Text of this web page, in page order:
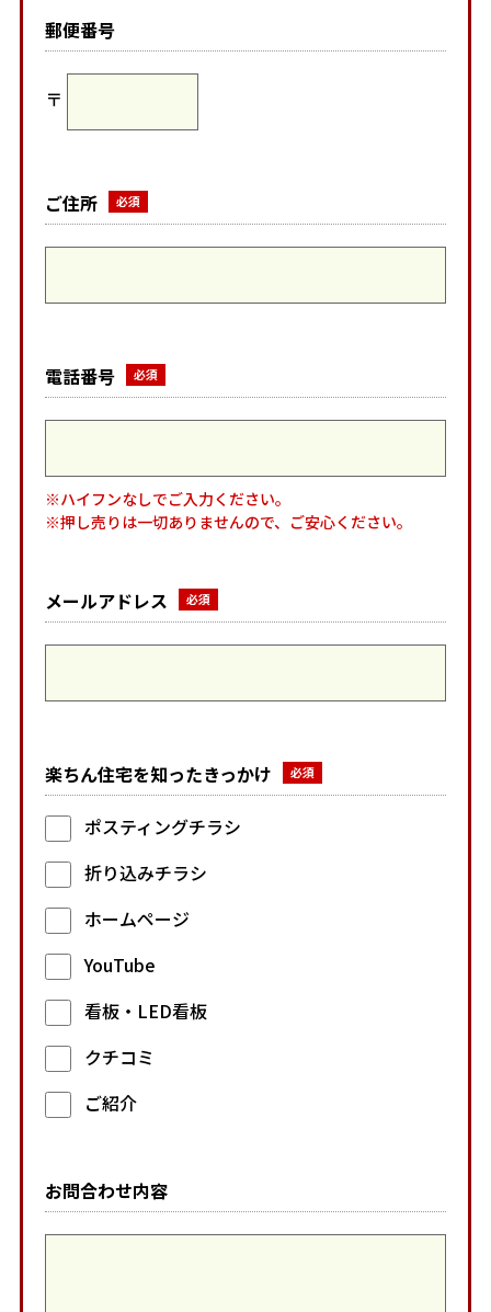
郵便番号
〒
ご住所
電話番号
※ハイフンなしでご入力ください。
※押し売りは一切ありませんので、ご安心ください。
メールアドレス
楽ちん住宅を知ったきっかけ
ポスティングチラシ
折り込みチラシ
ホームページ
YouTube
看板・LED看板
クチコミ
ご紹介
お問合わせ内容